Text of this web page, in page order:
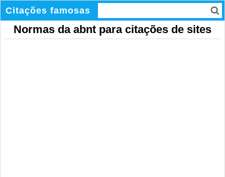
Citações famosas
Normas da abnt para citações de sites